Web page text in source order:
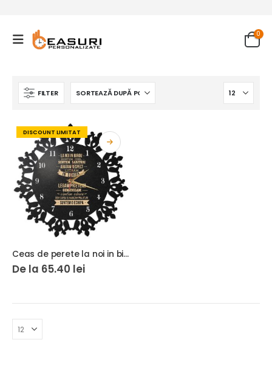
0
FILTER
DISCOUNT LIMITAT
Ceas de perete la noi in birou
De la 65.40 lei